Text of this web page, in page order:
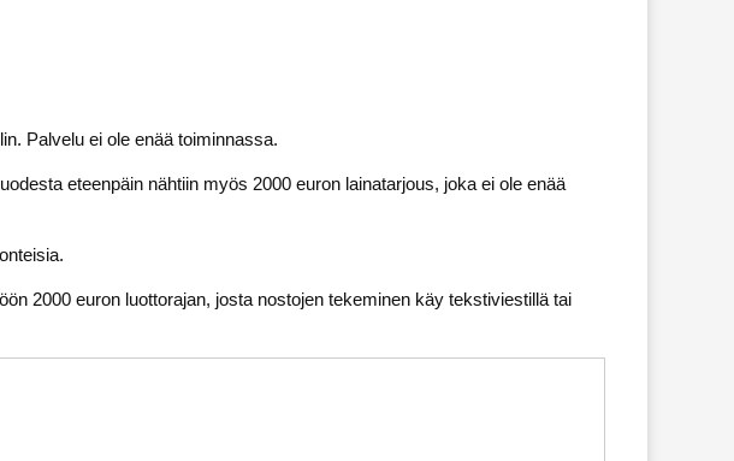
Palvelu ei ole enää toiminnassa.
eteenpäin nähtiin myös 2000 euron lainatarjous, joka ei ole enää
2000 euron luottorajan, josta nostojen tekeminen käy tekstiviestillä tai